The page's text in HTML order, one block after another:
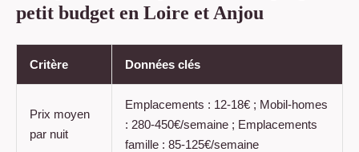
petit budget en Loire et Anjou
Critère Données clés
Prix moyen
par nuit
Emplacements : 12-18€ ; Mobil-homes
: 280-450€/semaine ; Emplacements
famille : 85-125€/semaine